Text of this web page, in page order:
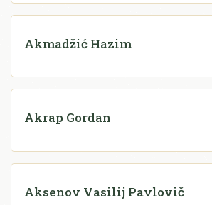
Akmadžić Hazim
Akrap Gordan
Aksenov Vasilij Pavlovič